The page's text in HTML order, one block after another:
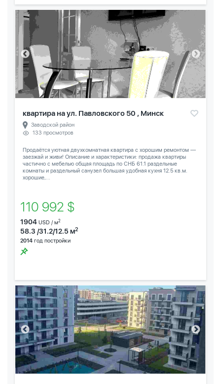
квартира на ул. Павловского 50 , Минск
Заводской район
133 просмотров
Продаётся уютная двухкомнатная квартира с хорошим ремонтом —
заезжай и живи! Описание и характеристики: продажа квартиры
частично с мебелью общая площадь по СНБ 61.1 раздельные
комнаты и раздельный санузел большая удобная кухня 12.5 кв.м.
хорошие,...
110 992 $
1904 USD / м2
58.3 /31.2/12.5 м2
2014 год постройки